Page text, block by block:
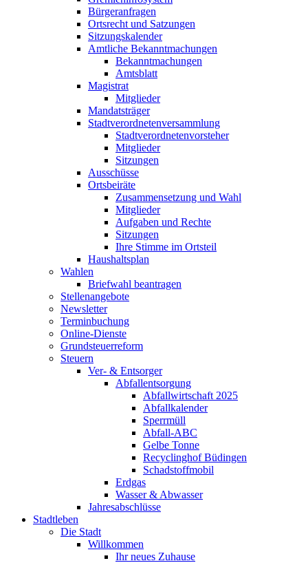
Bürgeranfragen
Ortsrecht und Satzungen
Sitzungskalender
Amtliche Bekanntmachungen
Bekanntmachungen
Amtsblatt
Magistrat
Mitglieder
Mandatsträger
Stadtverordnetenversammlung
Stadtverordnetenvorsteher
Mitglieder
Sitzungen
Ausschüsse
Ortsbeiräte
Zusammensetzung und Wahl
Mitglieder
Aufgaben und Rechte
Sitzungen
Ihre Stimme im Ortsteil
Haushaltsplan
Wahlen
Briefwahl beantragen
Stellenangebote
Newsletter
Terminbuchung
Online-Dienste
Grundsteuerreform
Steuern
Ver- & Entsorger
Abfallentsorgung
Abfallwirtschaft 2025
Abfallkalender
Sperrmüll
Abfall-ABC
Gelbe Tonne
Recyclinghof Büdingen
Schadstoffmobil
Erdgas
Wasser & Abwasser
Jahresabschlüsse
Stadtleben
Die Stadt
Willkommen
Ihr neues Zuhause